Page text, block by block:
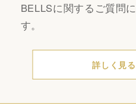
BELLSに関するご質問
す。
詳しく見る